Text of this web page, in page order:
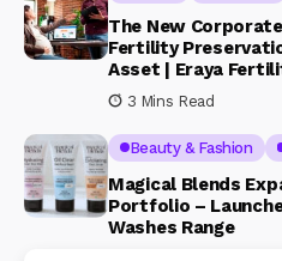
The New
Fertility
Asset | Eraya
3 Mins Read
Beauty & Fashion
Magical Blends
Portfolio –
Washes Range